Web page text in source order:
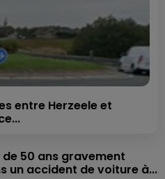
entre Herzeele et
de 50 ans gravement
un accident de voiture à...